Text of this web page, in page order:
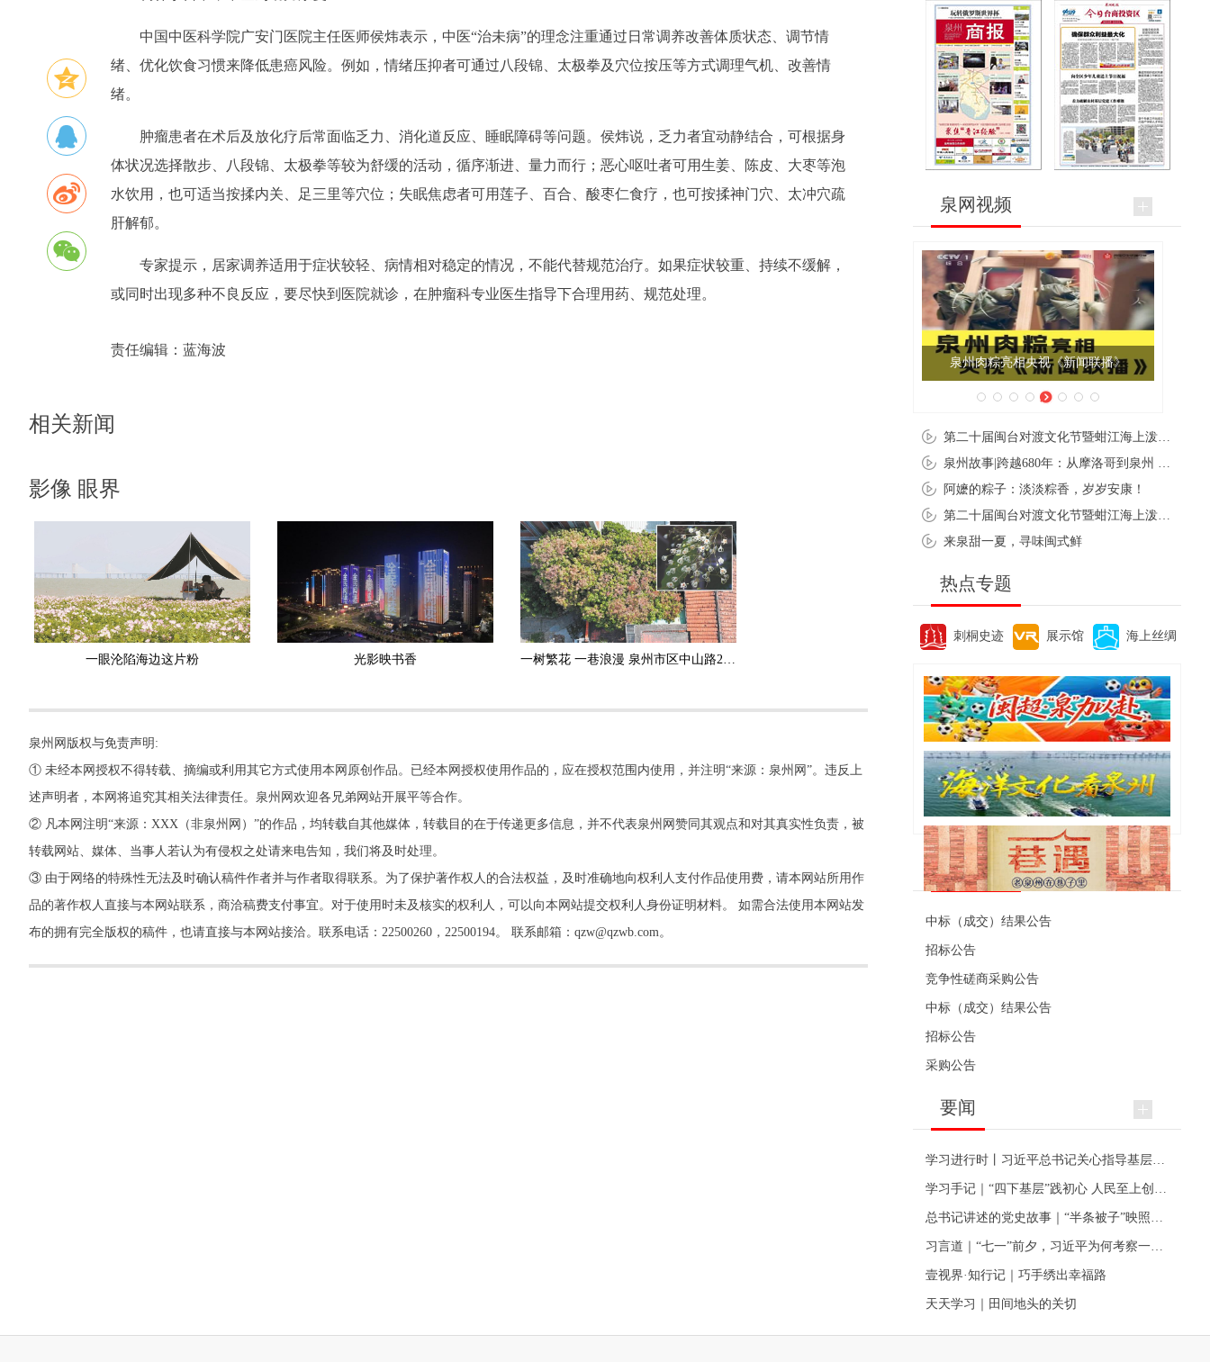
中国中医科学院广安门医院主任医师侯炜表示，中医“治未病”的理念注重通过日常调养改善体质状态、调节情
绪、优化饮食习惯来降低患癌风险。例如，情绪压抑者可通过八段锦、太极拳及穴位按压等方式调理气机、改善情
绪。
肿瘤患者在术后及放化疗后常面临乏力、消化道反应、睡眠障碍等问题。侯炜说，乏力者宜动静结合，可根据身
体状况选择散步、八段锦、太极拳等较为舒缓的活动，循序渐进、量力而行；恶心呕吐者可用生姜、陈皮、大枣等泡
水饮用，也可适当按揉内关、足三里等穴位；失眠焦虑者可用莲子、百合、酸枣仁食疗，也可按揉神门穴、太冲穴疏
肝解郁。
专家提示，居家调养适用于症状较轻、病情相对稳定的情况，不能代替规范治疗。如果症状较重、持续不缓解，
或同时出现多种不良反应，要尽快到医院就诊，在肿瘤科专业医生指导下合理用药、规范处理。
责任编辑： 蓝海波
相关新闻
影像 眼界
一眼沦陷海边这片粉 光影映书香 一树繁花 一巷浪漫 泉州市区中山路200年古树成“网红”
泉州网版权与免责声明:
① 未经本网授权不得转载、摘编或利用其它方式使用本网原创作品。已经本网授权使用作品的，应在授权范围内使用，并注明“来源：泉州网”。违反上
述声明者，本网将追究其相关法律责任。泉州网欢迎各兄弟网站开展平等合作。
② 凡本网注明“来源：XXX（非泉州网）”的作品，均转载自其他媒体，转载目的在于传递更多信息，并不代表泉州网赞同其观点和对其真实性负责，被
转载网站、媒体、当事人若认为有侵权之处请来电告知，我们将及时处理。
③ 由于网络的特殊性无法及时确认稿件作者并与作者取得联系。为了保护著作权人的合法权益，及时准确地向权利人支付作品使用费，请本网站所用作
品的著作权人直接与本网站联系，商洽稿费支付事宜。对于使用时未及核实的权利人，可以向本网站提交权利人身份证明材料。 如需合法使用本网站发
布的拥有完全版权的稿件，也请直接与本网站接洽。联系电话：22500260，22500194。 联系邮箱：qzw@qzwb.com。
泉网视频
泉州肉粽亮相央视《新闻联播》
阿嬷的粽子：淡淡粽香，岁岁安康！
来泉甜一夏，寻味闽式鲜
热点专题
刺桐史迹 展示馆 海上丝绸
便民资讯
中标（成交）结果公告
招标公告
竞争性磋商采购公告
中标（成交）结果公告
招标公告
采购公告
要闻
壹视界·知行记｜巧手绣出幸福路
天天学习｜田间地头的关切